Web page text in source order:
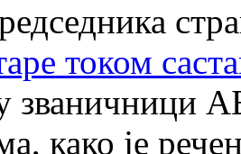
током
званичници
како је